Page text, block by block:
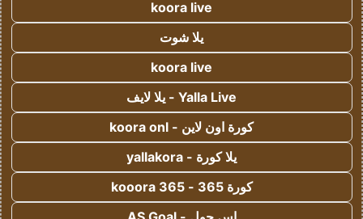
koora live
يلا شوت
koora live
Yalla Live - يلا لايف
كورة اون لاين - koora onl
يلا كورة - yallakora
كورة 365 - kooora 365